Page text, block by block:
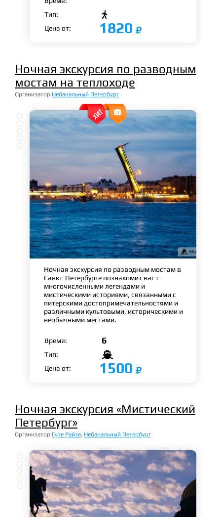
Тип:

Цена от: 1820
Ночная экскурсия по разводным
мостам на теплоходе
Организатор Небанальный Петербург






Ночная экскурсия по разводным мостам в
Санкт-Петербурге познакомит вас с
многочисленными легендами и
мистическими историями, связанными с
питерскими достопримечательностями и
различными культовыми, историческими и
необычными местами.
Время: 6
Тип: 
Цена от: 1500
Ночная экскурсия «Мистический
Петербург»
Организатор Гуте Райзе, Небанальный Петербург




